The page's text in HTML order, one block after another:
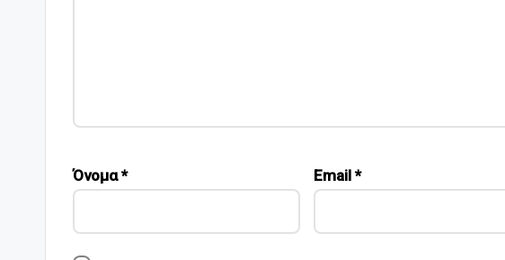
Όνομα* Email *